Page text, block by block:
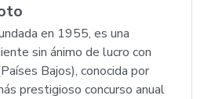
en 1955, es una
sin ánimo de lucro con
Bajos), conocida por
prestigioso concurso anual